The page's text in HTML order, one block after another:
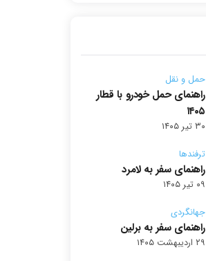
حمل و نقل
راهنمای حمل خودرو با قطار
۱۴۰۵
۳۰ تیر ۱۴۰۵
ترفندها
راهنمای سفر به لامرد
۰۹ تیر ۱۴۰۵
جهانگردی
راهنمای سفر به برلین
۲۹ اردیبهشت ۱۴۰۵